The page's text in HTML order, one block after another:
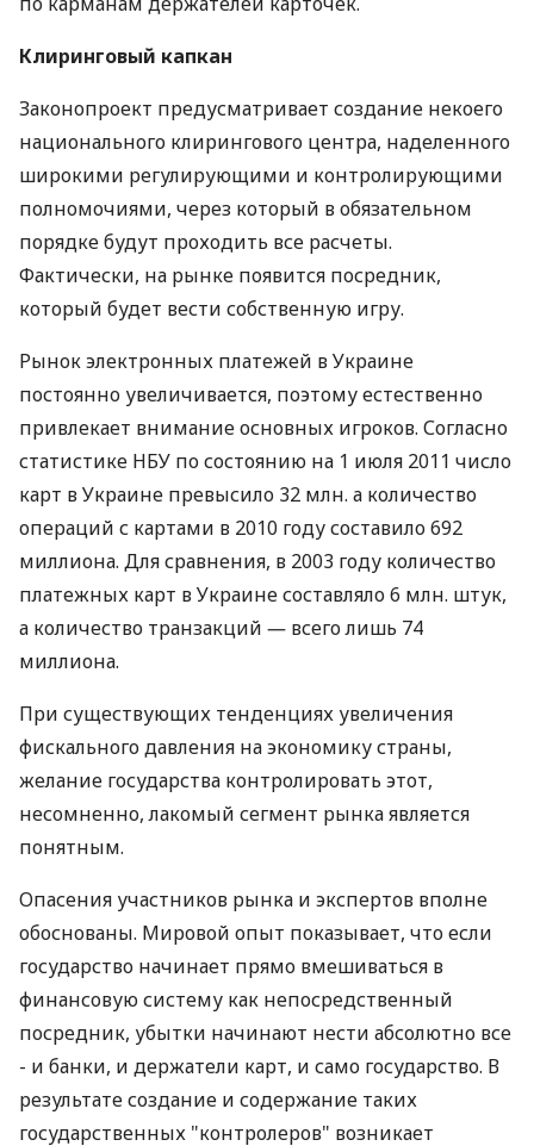
Клиринговый капкан
Законопроект предусматривает создание некоего
национального клирингового центра, наделенного
широкими регулирующими и контролирующими
полномочиями, через который в обязательном
порядке будут проходить все расчеты.
Фактически, на рынке появится посредник,
который будет вести собственную игру.
Рынок электронных платежей в Украине
постоянно увеличивается, поэтому естественно
привлекает внимание основных игроков. Согласно
статистике НБУ по состоянию на 1 июля 2011 число
карт в Украине превысило 32 млн. а количество
операций с картами в 2010 году составило 692
миллиона. Для сравнения, в 2003 году количество
платежных карт в Украине составляло 6 млн. штук,
а количество транзакций ― всего лишь 74
миллиона.
При существующих тенденциях увеличения
фискального давления на экономику страны,
желание государства контролировать этот,
несомненно, лакомый сегмент рынка является
понятным.
Опасения участников рынка и экспертов вполне
обоснованы. Мировой опыт показывает, что если
государство начинает прямо вмешиваться в
финансовую систему как непосредственный
посредник, убытки начинают нести абсолютно все
- и банки, и держатели карт, и само государство. В
результате создание и содержание таких
государственных "контролеров" возникает